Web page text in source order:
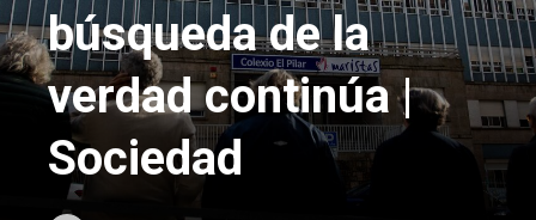
búsqueda de la
verdad continúa |
Sociedad